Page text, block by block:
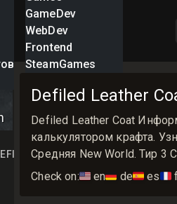
GameDev
WebDev
Frontend
SteamGames
COATLEATHER COAT
Defiled Leather
Defiled Leather Coat
калькулятором крафта.
Средняя New World. Тир 3
Check on:🇺🇸 en🇩🇪 de🇪🇸 es🇫🇷